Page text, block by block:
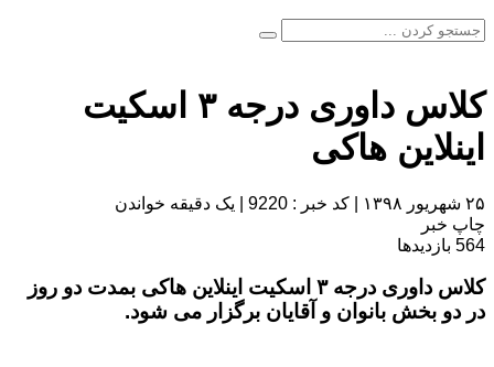
کلاس داوری درجه ۳ اسکیت
اینلاین هاکی
۲۵ شهریور ۱۳۹۸ کد خبر : 9220
یک دقیقه خواندن
چاپ خبر
564 بازدیدها
کلاس داوری درجه ۳ اسکیت اینلاین هاکی بمدت دو روز
در دو بخش بانوان و آقایان برگزار می شود.